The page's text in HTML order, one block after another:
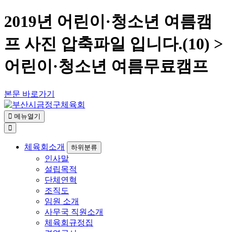
2019년 어린이·청소년 여름캠
프 사진 압축파일 입니다.(10) >
어린이·청소년 여름무료캠프
본문 바로가기
메뉴열기
체육회소개 하위분류
인사말
설립목적
단체연혁
조직도
임원 소개
사무국 직원소개
체육회규정집